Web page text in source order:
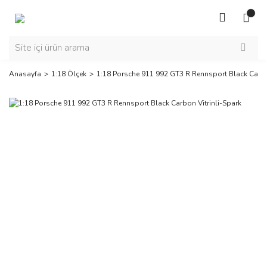
Anasayfa 1:18 Ölçek 1:18 Porsche 911 992 GT3 R Rennsport Black